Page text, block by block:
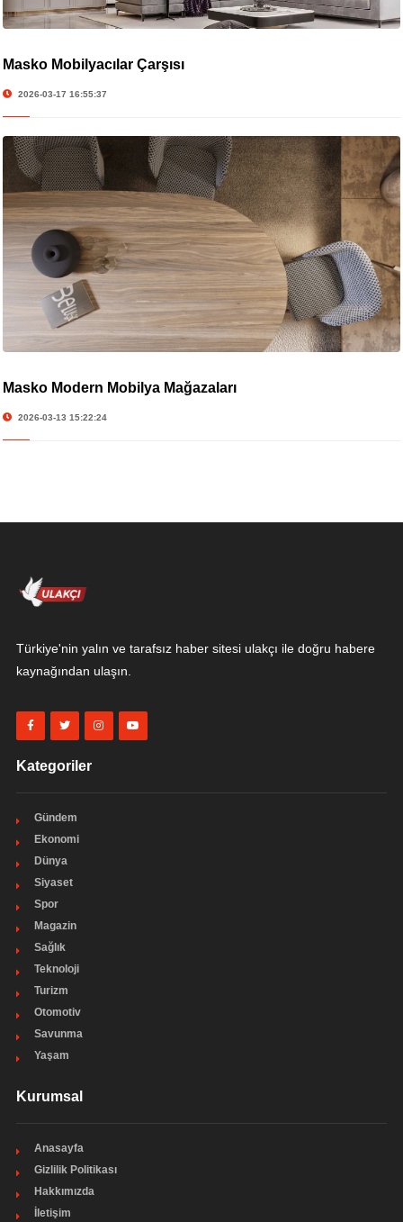
Masko Mobilyacılar Çarşısı
2026-03-17 16:55:37
Masko Modern Mobilya Mağazaları
2026-03-13 15:22:24
Türkiye'nin yalın ve tarafsız haber sitesi ulakçı ile doğru habere
kaynağından ulaşın.
Kategoriler
Gündem
Ekonomi
Dünya
Siyaset
Spor
Magazin
Sağlık
Teknoloji
Turizm
Otomotiv
Savunma
Yaşam
Kurumsal
Anasayfa
Gizlilik Politikası
Hakkımızda
İletişim